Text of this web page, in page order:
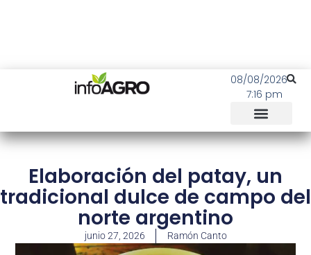
08/08/2026
7:16 pm
Elaboración del patay, un
tradicional dulce de campo del
norte argentino
junio 27, 2026 Ramón Canto